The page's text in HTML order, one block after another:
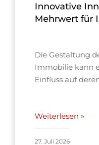
Innovative
Mehrwert für
Die Gestaltung
Immobilie kann
Einfluss auf
Weiterlesen »
27. Juli 2026